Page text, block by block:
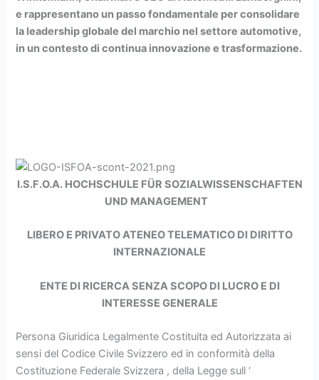
e rappresentano un passo fondamentale per consolidare
la leadership globale del marchio nel settore automotive,
in un contesto di continua innovazione e trasformazione.
I.S.F.O.A. HOCHSCHULE FÜR SOZIALWISSENSCHAFTEN
UND MANAGEMENT
LIBERO E PRIVATO ATENEO TELEMATICO DI DIRITTO
INTERNAZIONALE
ENTE DI RICERCA SENZA SCOPO DI LUCRO E DI
INTERESSE GENERALE
Persona Giuridica Legalmente Costituita ed Autorizzata ai
sensi del Codice Civile Svizzero ed in conformità della
Costituzione Federale Svizzera , della Legge sull ‘